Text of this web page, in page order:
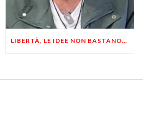
LIBERTÀ, LE IDEE NON BASTANO! SERVONO ESEMPI E UN PO’ DI COERENZA